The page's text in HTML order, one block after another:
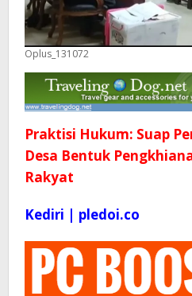
Oplus_131072
Praktisi Hukum: Suap
Desa Bentuk
Rakyat
Kediri | pledoi.co